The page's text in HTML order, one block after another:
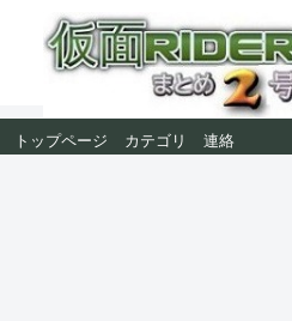
トップページ カテゴリ 連絡